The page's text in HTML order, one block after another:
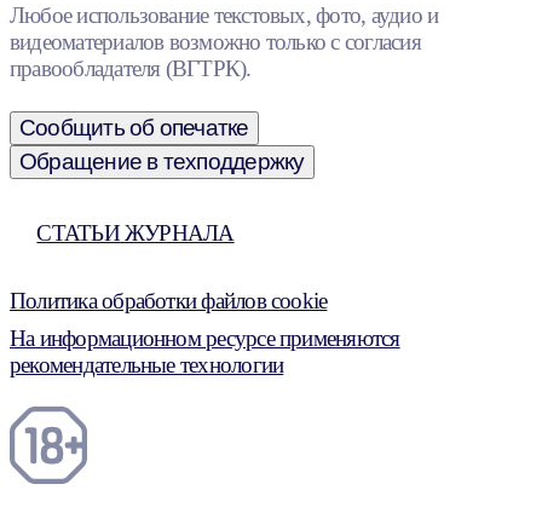
Любое использование текстовых, фото, аудио и
видеоматериалов возможно только с согласия
правообладателя (ВГТРК).
Сообщить об опечатке
Обращение в техподдержку
СТАТЬИ ЖУРНАЛА
Политика обработки файлов cookie
На информационном ресурсе применяются
рекомендательные технологии